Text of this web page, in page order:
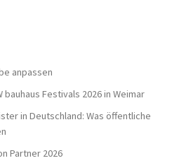
anpassen
bauhaus Festivals 2026 in Weimar
in Deutschland: Was öffentliche
Partner 2026